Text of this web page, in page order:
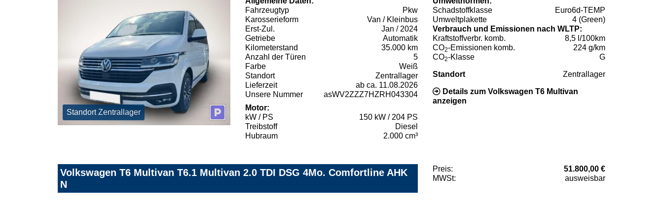
Standort Zentrallager
Fahrzeugtyp
Pkw
Karosserieform
Van / Kleinbus
Erst-Zul.
Jan / 2024
Getriebe
Automatik
Kilometerstand
35.000 km
Anzahl der Türen
5
Farbe
Weiß
Standort
Zentrallager
Lieferzeit
ab ca. 11.08.2026
Unsere Nummer
asWV2ZZZ7HZRH043304
Motor:
kW / PS
150 kW / 204 PS
Treibstoff
Diesel
Hubraum
2.000 cm³
Schadstoffklasse
Euro6d-TEMP
Umweltplakette
4 (Green)
Verbrauch und Emissionen nach WLTP:
Kraftstoffverbr. komb.
8,5 l/100km
CO2-Emissionen komb.
224 g/km
CO2-Klasse G
Standort Zentrallager
Details zum Volkswagen T6 Multivan
anzeigen
Volkswagen T6 Multivan T6.1 Multivan 2.0 TDI DSG 4Mo. Comfortline AHK
N
Preis:
51.800,00 €
MWSt:
ausweisbar